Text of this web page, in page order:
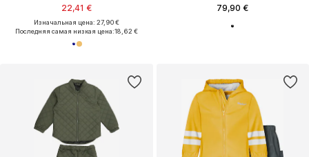
22,41 €
Изначальная цена: 27,90 €
Последняя самая низкая цена:18,62 €
79,90 €